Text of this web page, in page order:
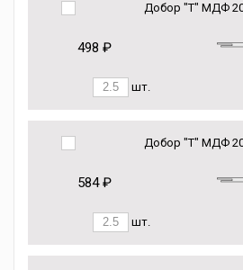
Добор "Т" МДФ
498 ₽
шт.
Добор "Т" МДФ
584 ₽
шт.